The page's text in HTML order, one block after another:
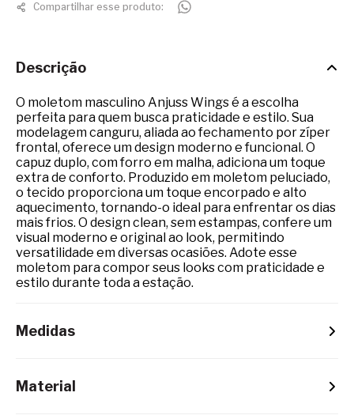
Compartilhar esse produto:
Descrição
O moletom masculino Anjuss Wings é a escolha
perfeita para quem busca praticidade e estilo. Sua
modelagem canguru, aliada ao fechamento por zíper
frontal, oferece um design moderno e funcional. O
capuz duplo, com forro em malha, adiciona um toque
extra de conforto. Produzido em moletom peluciado,
o tecido proporciona um toque encorpado e alto
aquecimento, tornando-o ideal para enfrentar os dias
mais frios. O design clean, sem estampas, confere um
visual moderno e original ao look, permitindo
versatilidade em diversas ocasiões. Adote esse
moletom para compor seus looks com praticidade e
estilo durante toda a estação.
Material
Medidas